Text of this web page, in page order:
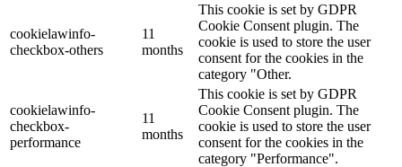
cookielawinfo-
checkbox-others
11
months
This cookie is set by GDPR
Cookie Consent plugin. The
cookie is used to store the user
consent for the cookies in the
category "Other.
cookielawinfo-
checkbox-
performance
11
months
This cookie is set by GDPR
Cookie Consent plugin. The
cookie is used to store the user
consent for the cookies in the
category "Performance".